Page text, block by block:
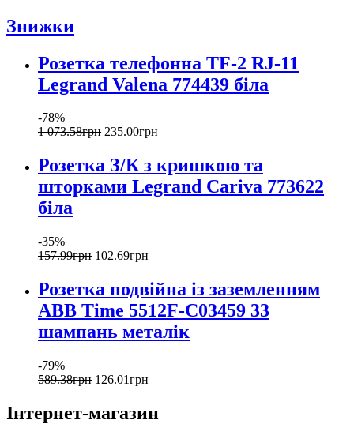
Знижки
Розетка телефонна TF-2 RJ-11
Legrand Valena 774439 біла
-78%
1 073.58грн 235.00грн
Розетка З/К з кришкою та
шторками Legrand Cariva 773622
біла
-35%
157.99грн 102.69грн
Розетка подвійна із заземленням
ABB Time 5512F-C03459 33
шампань металік
-79%
589.38грн 126.01грн
Інтернет-магазин